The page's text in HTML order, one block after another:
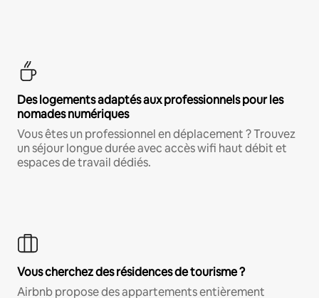
Des logements adaptés aux professionnels pour les
nomades numériques
Vous êtes un professionnel en déplacement ? Trouvez
un séjour longue durée avec accès wifi haut débit et
espaces de travail dédiés.
Vous cherchez des résidences de tourisme ?
Airbnb propose des appartements entièrement